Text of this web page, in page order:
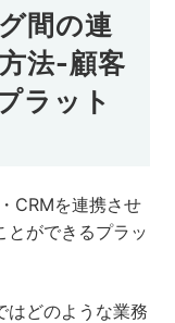
間の連
法-顧客
ラット
CRMを連携させ
とができるプラッ
はどのような業務